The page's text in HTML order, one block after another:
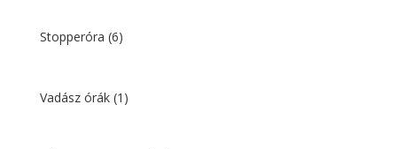
Stopperóra (6)
Vadász órák (1)